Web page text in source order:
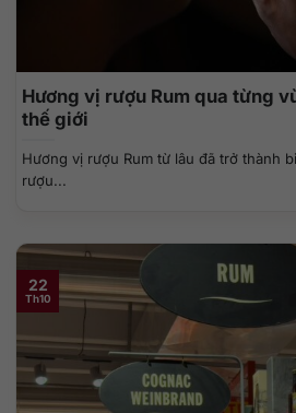
Hương vị rượu Rum qua từng
thế giới
Hương vị rượu Rum từ lâu đã trở thành
rượu...
22
Th10